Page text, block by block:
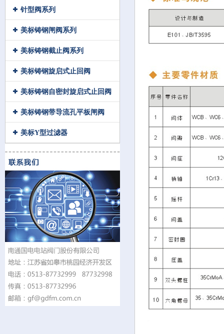
针型阀系列
美标铸钢闸阀系列
美标铸钢截止阀系列
美标铸钢旋启式止回阀
美标铸钢自密封旋启式止回阀
美标铸钢带导流孔平板闸阀
美标Y型过滤器